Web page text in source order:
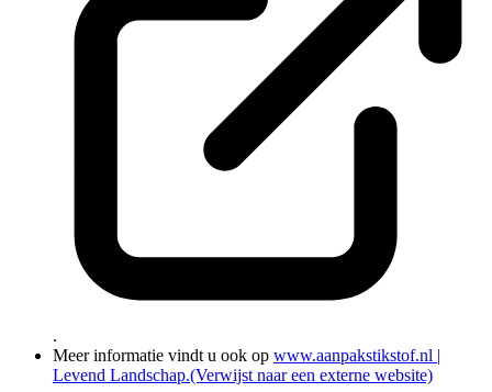
.
Meer informatie vindt u ook op www.aanpakstikstof.nl |
Levend Landschap.(Verwijst naar een externe website)